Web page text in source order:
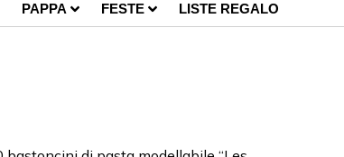
PAPPA FESTE LISTE REGALO